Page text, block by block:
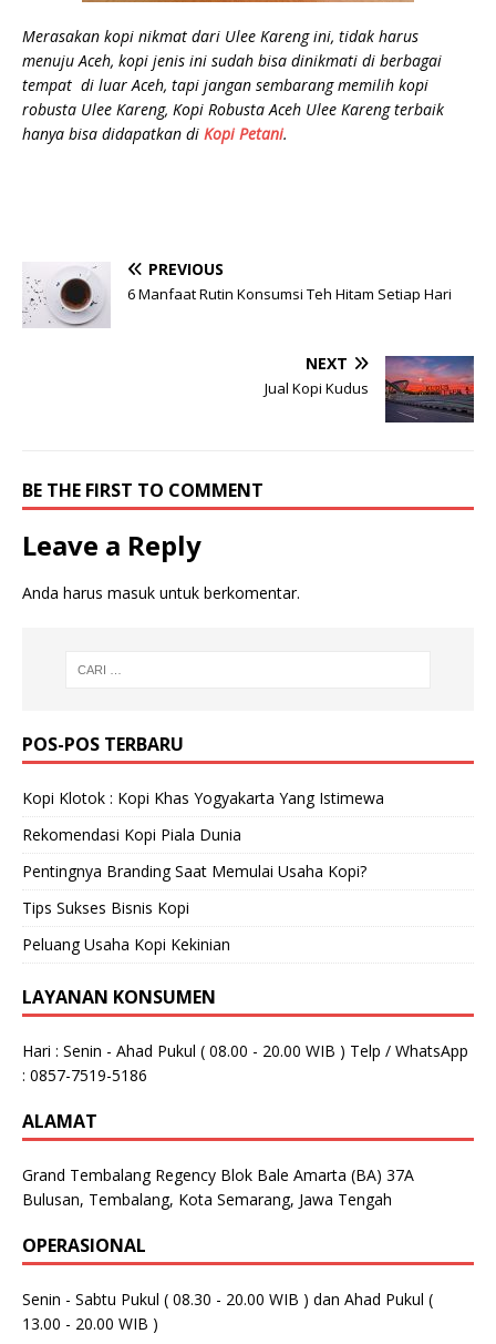
Merasakan kopi nikmat dari Ulee Kareng ini, tidak harus
menuju Aceh, kopi jenis ini sudah bisa dinikmati di berbagai
tempat di luar Aceh, tapi jangan sembarang memilih kopi
robusta Ulee Kareng, Kopi Robusta Aceh Ulee Kareng terbaik
hanya bisa didapatkan di Kopi Petani.
PREVIOUS
6 Manfaat Rutin Konsumsi Teh Hitam Setiap Hari
NEXT
Jual Kopi Kudus
BE THE FIRST TO COMMENT
Leave a Reply
Anda harus masuk untuk berkomentar.
POS-POS TERBARU
Kopi Klotok : Kopi Khas Yogyakarta Yang Istimewa
Rekomendasi Kopi Piala Dunia
Pentingnya Branding Saat Memulai Usaha Kopi?
Tips Sukses Bisnis Kopi
Peluang Usaha Kopi Kekinian
LAYANAN KONSUMEN
Hari : Senin - Ahad Pukul ( 08.00 - 20.00 WIB ) Telp / WhatsApp
: 0857-7519-5186
ALAMAT
Grand Tembalang Regency Blok Bale Amarta (BA) 37A
Bulusan, Tembalang, Kota Semarang, Jawa Tengah
OPERASIONAL
Senin - Sabtu Pukul ( 08.30 - 20.00 WIB ) dan Ahad Pukul (
13.00 - 20.00 WIB )